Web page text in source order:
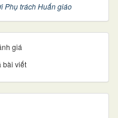
Phụ trách Huấn giáo
giá
bài viết